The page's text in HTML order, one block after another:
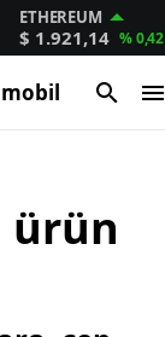
ETHEREUM
$ 1.921,14 % 0,42
ürün